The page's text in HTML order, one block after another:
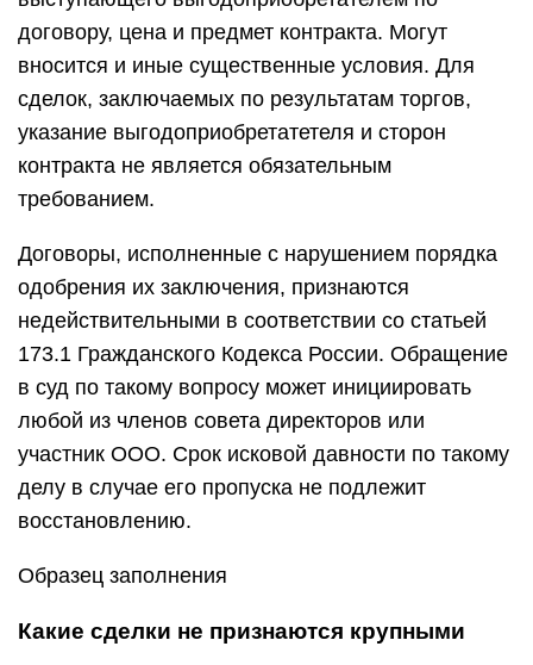
договору, цена и предмет контракта. Могут
вносится и иные существенные условия. Для
сделок, заключаемых по результатам торгов,
указание выгодоприобретатетеля и сторон
контракта не является обязательным
требованием.
Договоры, исполненные с нарушением порядка
одобрения их заключения, признаются
недействительными в соответствии со статьей
173.1 Гражданского Кодекса России. Обращение
в суд по такому вопросу может инициировать
любой из членов совета директоров или
участник ООО. Срок исковой давности по такому
делу в случае его пропуска не подлежит
восстановлению.
Образец заполнения
Какие сделки не признаются крупными